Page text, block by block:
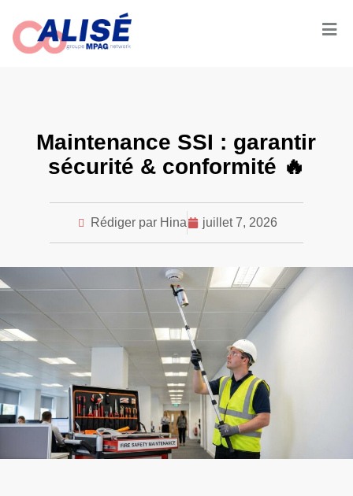
Maintenance SSI : garantir
sécurité & conformité 🔥
Rédiger par Hina juillet 7, 2026